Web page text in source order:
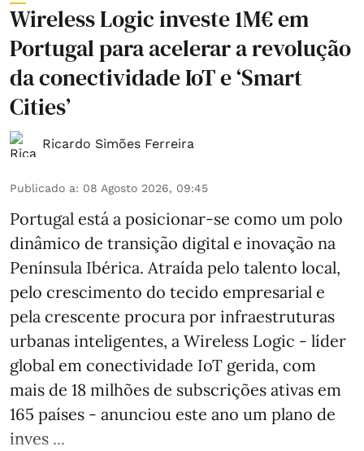
Wireless Logic investe 1M€ em
Portugal para acelerar a revolução
da conectividade IoT e ‘Smart
Cities’
Ricardo Simões Ferreira
Publicado a: 08 Agosto 2026, 09:45
Portugal está a posicionar-se como um polo
dinâmico de transição digital e inovação na
Península Ibérica. Atraída pelo talento local,
pelo crescimento do tecido empresarial e
pela crescente procura por infraestruturas
urbanas inteligentes, a Wireless Logic - líder
global em conectividade IoT gerida, com
mais de 18 milhões de subscrições ativas em
165 países - anunciou este ano um plano de
inves ...